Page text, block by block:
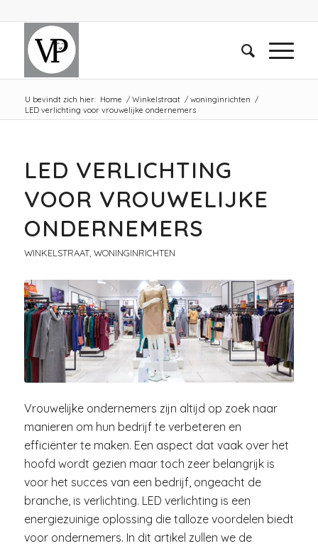
U bevindt zich hier: Home / Winkelstraat / woninginrichten /
LED verlichting voor vrouwelijke ondernemers
LED VERLICHTING
VOOR VROUWELIJKE
ONDERNEMERS
WINKELSTRAAT, WONINGINRICHTEN
Vrouwelijke ondernemers zijn altijd op zoek naar
manieren om hun bedrijf te verbeteren en
efficiënter te maken. Een aspect dat vaak over het
hoofd wordt gezien maar toch zeer belangrijk is
voor het succes van een bedrijf, ongeacht de
branche, is verlichting. LED verlichting is een
energiezuinige oplossing die talloze voordelen biedt
voor ondernemers. In dit artikel zullen we de